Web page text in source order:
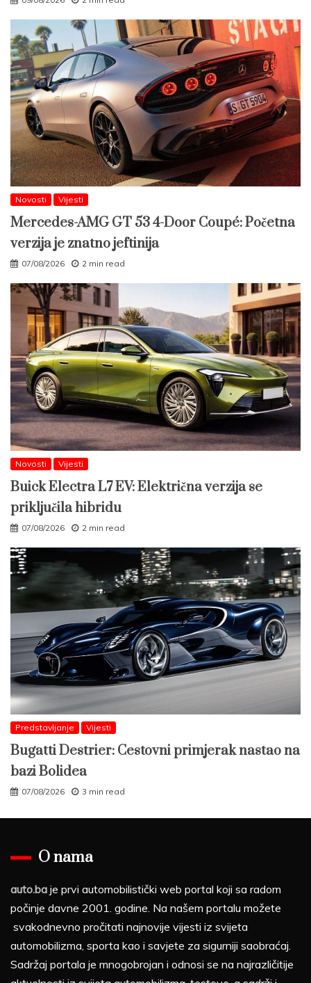
Novosti Vijesti
Mercedes-AMG GT 53 4-Door Coupé: Početna
verzija je znatno jeftinija
07/08/2026 2 min read
Novosti Vijesti
Buick Electra L7 EV: Električna verzija se
priključila hibridu
07/08/2026 2 min read
Predstavljanje Vijesti
Bugatti Destrier: Cestovni primjerak nastao na
bazi Bolidea
07/08/2026 3 min read
O nama
auto.ba je prvi automobilistički web portal koji sa radom
počinje davne 2001. godine. Na našem portalu možete
svakodnevno pročitati najnovije vijesti iz svijeta
automobilizma, sporta kao i savjete za sigurniji saobraćaj.
Sadržaj portala je mnogobrojan i odnosi se na najrazličitije